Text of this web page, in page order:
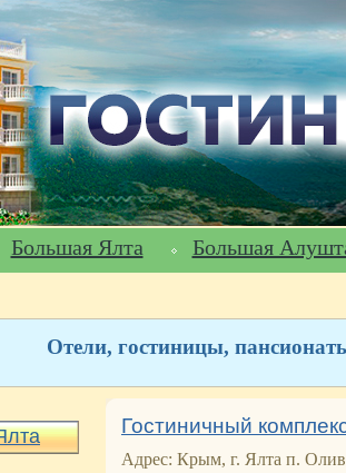
Большая Ялта Большая
Отели, гостиницы,
Гостиничный
Адрес: Крым, г. Ялта п.